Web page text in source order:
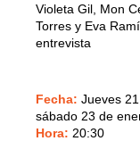
Violeta Gil, Mon
Torres y Eva
entrevista
Fecha: Jueves
sábado 23 de
Hora: 20:30